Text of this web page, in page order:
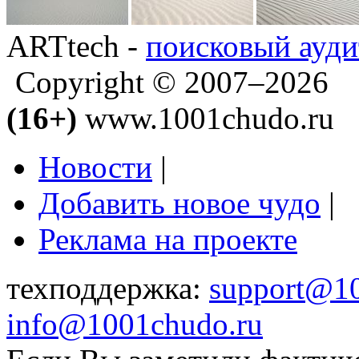
ARTtech - поисковый
Copyright © 2007–2026
(16+) www.1001chudo.ru
Новости |
Добавить новое чудо |
Реклама на проекте
техподдержка:
info@1001chudo.ru